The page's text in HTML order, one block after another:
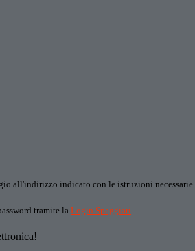
all'indirizzo indicato con le istruzioni necessarie.
tramite la Login Spaggiari